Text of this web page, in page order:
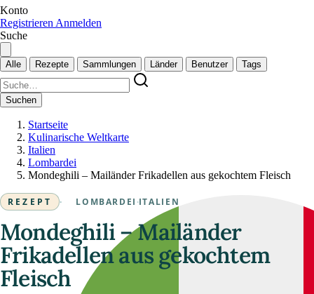
Konto
Registrieren Anmelden
Suche
Alle Rezepte Sammlungen Länder Benutzer Tags
Suchen
Startseite
Kulinarische Weltkarte
Italien
Lombardei
Mondeghili – Mailänder Frikadellen aus gekochtem Fleisch
REZEPT · LOMBARDEI ·ITALIEN
Mondeghili – Mailänder
Frikadellen aus gekochtem
Fleisch